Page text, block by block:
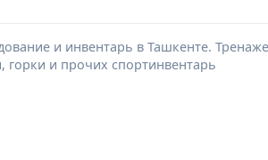
и инвентарь в Ташкенте.
горки и прочих спортинвентарь